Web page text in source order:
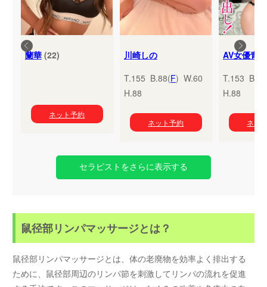
蘭華(22)
ネット予約
川崎しの
T.155 B.88(F) W.60
H.88
ネット予約
T.153
H.88
ネッ
セラピストをさらに表示する
鼠径部リンパマッサージとは？
鼠径部リンパマッサージとは、体の老廃物を効率よく排出する
ために、鼠径部周辺のリンパ節を刺激してリンパの流れを促進